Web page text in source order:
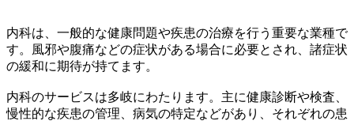
内科は、一般的な健康問題や疾患の治療を行う重要な業種で
す。風邪や腹痛などの症状がある場合に必要とされ、諸症状
の緩和に期待が持てます。
内科のサービスは多岐にわたります。主に健康診断や検査、
慢性的な疾患の管理、病気の特定などがあり、それぞれの患